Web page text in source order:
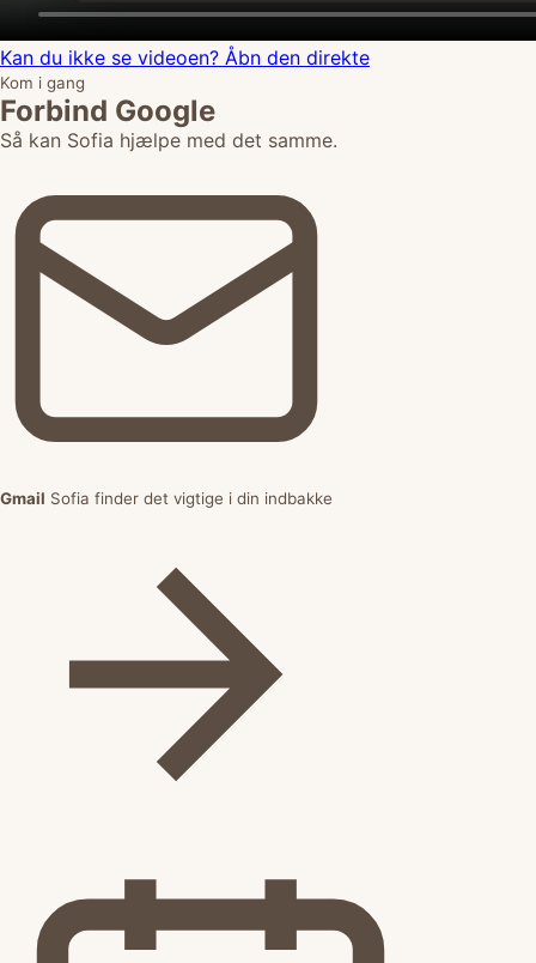
Kan du ikke se videoen? Åbn den direkte
Kom i gang
Forbind Google
Så kan Sofia hjælpe med det samme.
Gmail Sofia finder det vigtige i din indbakke